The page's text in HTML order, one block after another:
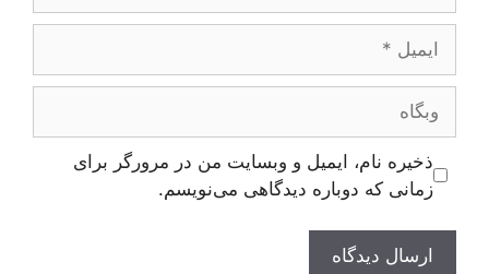
وبگاه
ذخیره نام، ایمیل و وبسایت من در مرورگر برای
زمانی که دوباره دیدگاهی می‌نویسم.